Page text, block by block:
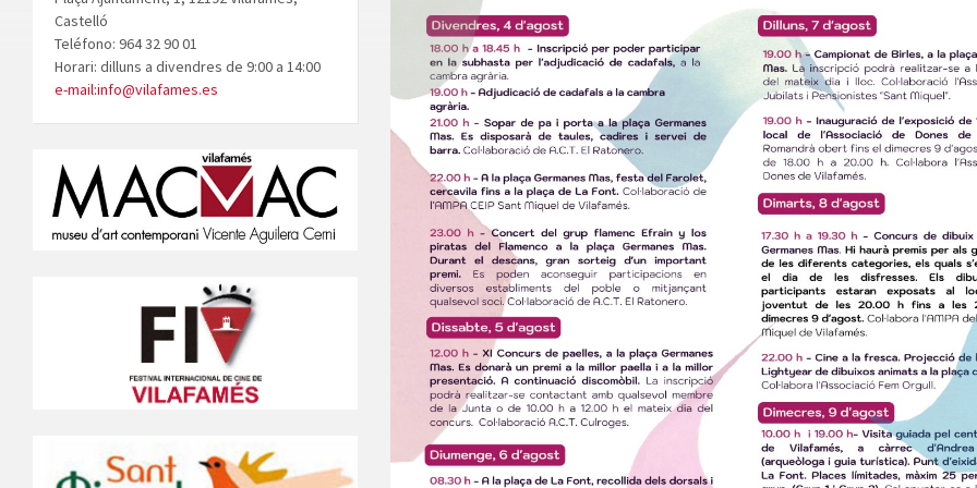
Castelló
Teléfono: 964 32 90 01
Horari: dilluns a divendres de 9:00 a 14:00
e-mail:info@vilafames.es